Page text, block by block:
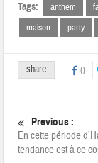
Tags: anthem
maison
party
share 0
Previous :
En cette période
tendance est à ce